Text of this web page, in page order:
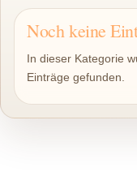
Noch keine
In dieser Kategorie
Einträge gefunden.